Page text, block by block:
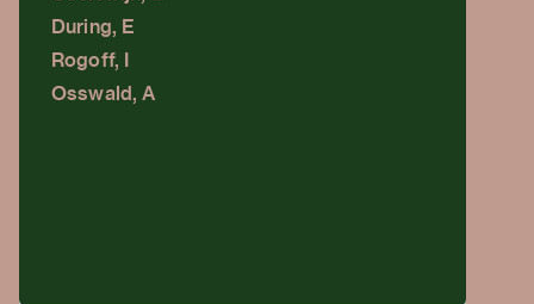
During, E
Rogoff, I
Osswald, A